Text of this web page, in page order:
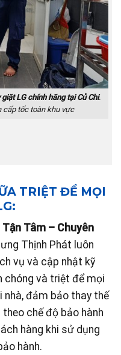
LG chính hãng tại Củ Chi.
cấp tốc toàn khu vực
TRIỆT ĐỂ MỌI
Tận Tâm – Chuyên
Thịnh Phát luôn
vụ và cập nhật kỹ
chóng và triệt để mọi
nhà, đảm bảo thay thế
theo chế độ bảo hành
hàng khi sử dụng
hành.